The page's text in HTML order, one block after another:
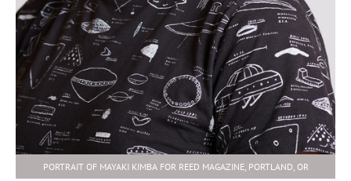
PORTRAIT OF MAYAKI KIMBA FOR REED MAGAZINE, PORTLAND, OR